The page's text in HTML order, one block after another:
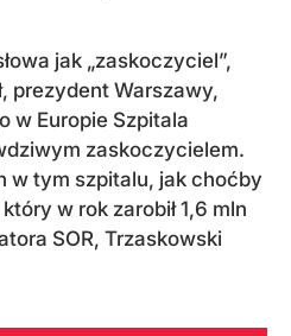
jak „zaskoczyciel”,
prezydent Warszawy,
w Europie Szpitala
zaskoczycielem.
w tym szpitalu, jak choćby
w rok zarobił 1,6 mln
SOR, Trzaskowski